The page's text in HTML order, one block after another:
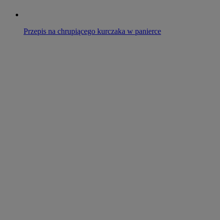
Przepis na chrupiącego kurczaka w panierce